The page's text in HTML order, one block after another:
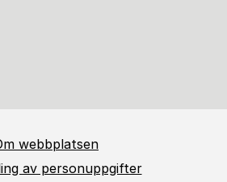
webbplatsen
av personuppgifter